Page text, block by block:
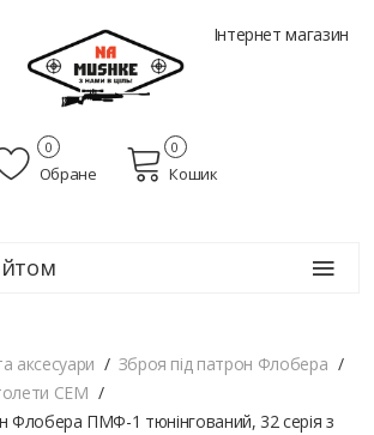
Інтернет магазин
Обране
0
Кошик
0
аксесуари
Зброя під патрон Флобера
СЕМ
Флобера ПМФ-1 тюнінгований, 32 серія з